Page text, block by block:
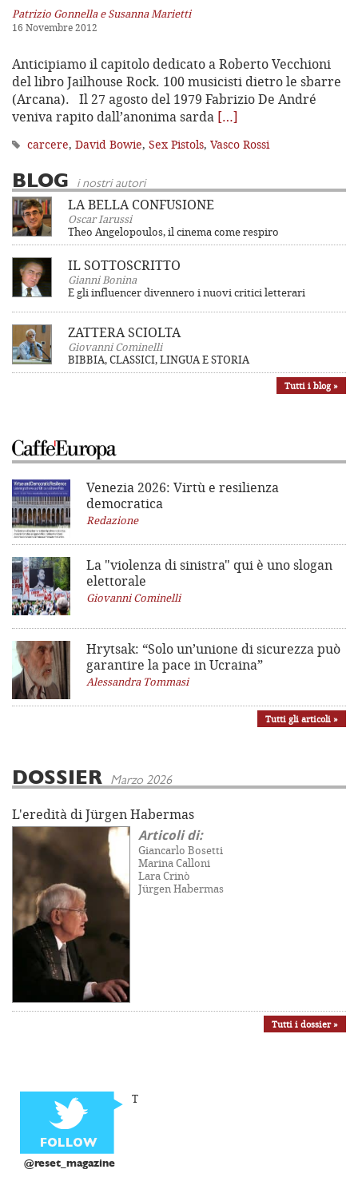
Patrizio Gonnella e Susanna Marietti
16 Novembre 2012
Anticipiamo il capitolo dedicato a Roberto Vecchioni
del libro Jailhouse Rock. 100 musicisti dietro le sbarre
(Arcana). Il 27 agosto del 1979 Fabrizio De André
veniva rapito dall’anonima sarda […]
carcere, David Bowie, Sex Pistols, Vasco Rossi
BLOG i nostri autori
LA BELLA CONFUSIONE
Oscar Iarussi
Theo Angelopoulos, il cinema come respiro
IL SOTTOSCRITTO
Gianni Bonina
E gli influencer divennero i nuovi critici letterari
ZATTERA SCIOLTA
Giovanni Cominelli
BIBBIA, CLASSICI, LINGUA E STORIA
Tutti i blog »
Venezia 2026: Virtù e resilienza
democratica
Redazione
La "violenza di sinistra" qui è uno slogan
elettorale
Giovanni Cominelli
Hrytsak: “Solo un’unione di sicurezza può
garantire la pace in Ucraina”
Alessandra Tommasi
Tutti gli articoli »
DOSSIER Marzo 2026
L'eredità di Jürgen Habermas
Articoli di:
Giancarlo Bosetti
Marina Calloni
Lara Crinò
Jürgen Habermas
Tutti i dossier »
@reset_magazine
T